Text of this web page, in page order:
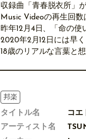
収録曲「青春脱衣所」
Music Videoの再生回数
昨年12月4日、「命の使
2020年2月12日には早
18歳のリアルな言葉と
邦楽
タイトル名
コエ
アーティスト名